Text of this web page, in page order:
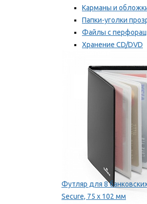
Карманы и
Папки-уголки
Файлы с
Хранение CD/DVD
Мы рекомендуем
Футляр для 8
Secure, 75 х 102 мм